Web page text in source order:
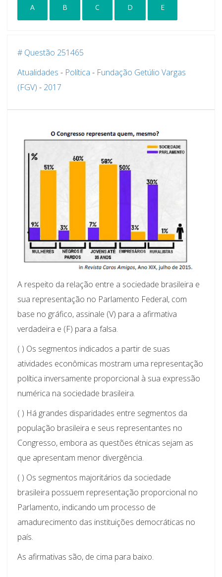
A B C D E
# Questão 251465
Atualidades - Política - Fundação Getúlio Vargas
(FGV) - 2017
A respeito da relação entre a sociedade brasileira e
sua representação no Parlamento Federal, com
base no gráfico, assinale (V) para a afirmativa
verdadeira e (F) para a falsa.
( ) Os segmentos indicados a partir de suas
atividades econômicas mostram uma representação
política inversamente proporcional à sua expressão
numérica na sociedade brasileira.
( ) Há grandes disparidades entre segmentos da
população brasileira e seus representantes no
Congresso, embora as questões étnicas sejam as
que apresentam menor divergência.
( ) Os segmentos majoritários da sociedade
brasileira possuem representação proporcional no
Parlamento, indicando um processo de
amadurecimento das instituições democráticas no
país.
As afirmativas são, de cima para baixo.